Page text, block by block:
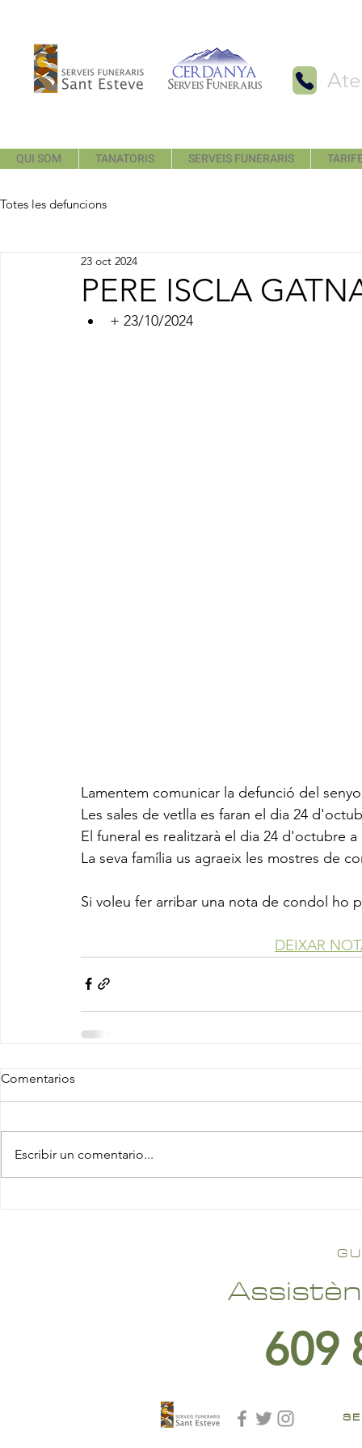
QUI SOM TANATORIS SERVEIS FUNERARIS
Totes les defuncions
PERE ISCLA
23 oct 2024
+ 23/10/2024
Lamentem comunicar la defunció del
Les sales de vetlla es faran el dia 24
El funeral es realitzarà el dia 24 d'octubre
La seva família us agraeix les mostres de
Si voleu fer arribar una nota de condol ho
DEIXAR
Comentarios
Escribir un comentario...
609